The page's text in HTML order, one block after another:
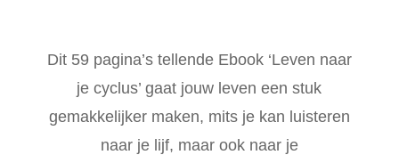
Dit 59 pagina’s tellende Ebook ‘Leven naar
je cyclus’ gaat jouw leven een stuk
gemakkelijker maken, mits je kan luisteren
naar je lijf, maar ook naar je